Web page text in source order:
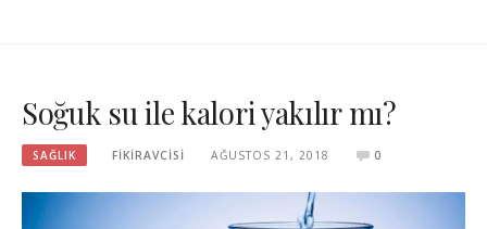
Soğuk su ile kalori yakılır mı?
SAĞLIK FIKIRAVCISI AĞUSTOS 21, 2018 0